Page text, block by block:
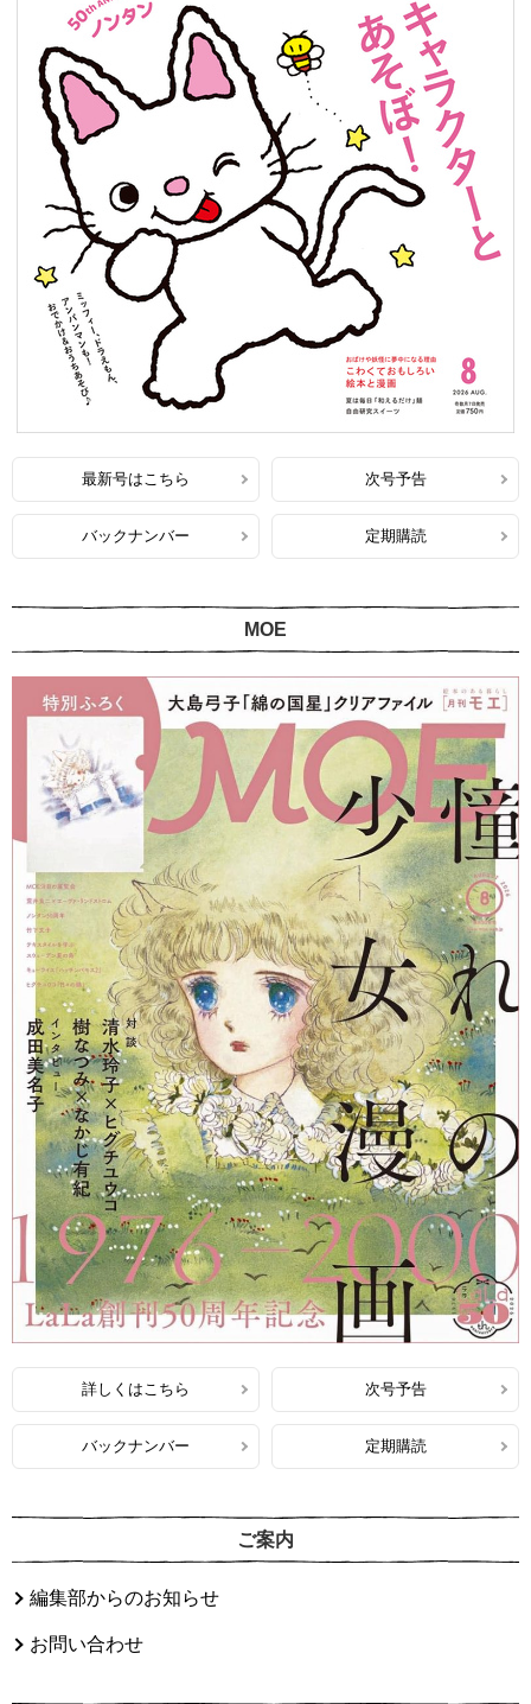
最新号はこちら 次号予告
バックナンバー 定期購読
MOE
詳しくはこちら 次号予告
バックナンバー 定期購読
ご案内
編集部からのお知らせ
お問い合わせ